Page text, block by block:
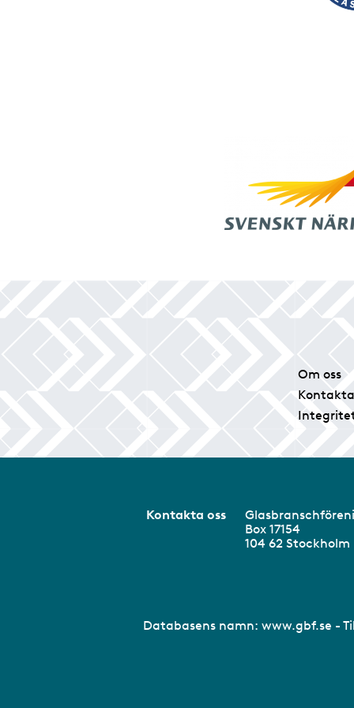
Om oss
Kontakta oss
Box 17154
104 62 Stockholm
Databasens namn: www.gbf.se -